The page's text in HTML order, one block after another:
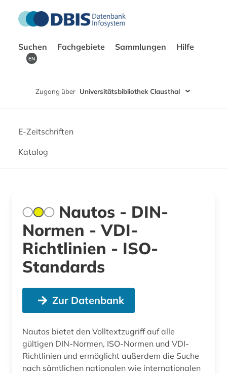
Suchen Fachgebiete Sammlungen Hilfe
EN
Zugang über Universitätsbibliothek Clausthal
E-Zeitschriften
Katalog
Nautos - DIN-
Normen - VDI-
Richtlinien - ISO-
Standards
Zur Datenbank
Nautos bietet den Volltextzugriff auf alle
gültigen DIN-Normen, ISO-Normen und VDI-
Richtlinien und ermöglicht außerdem die Suche
nach sämtlichen nationalen wie internationalen